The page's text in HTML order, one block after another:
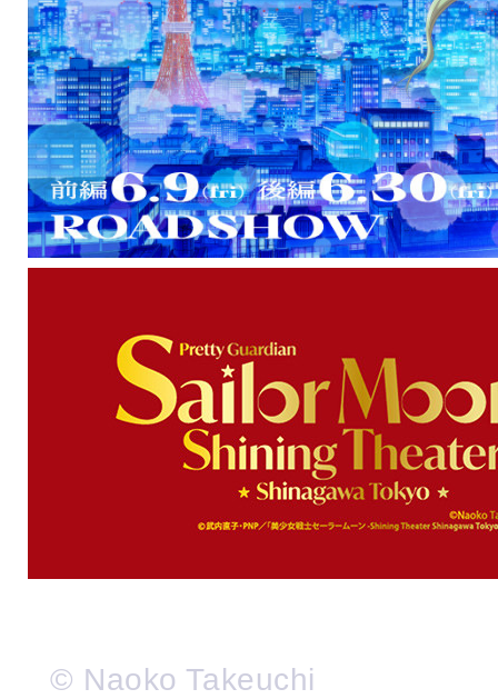
© Naoko Takeuchi